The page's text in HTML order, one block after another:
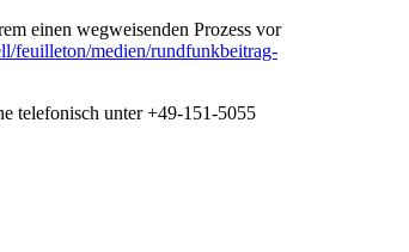
einen wegweisenden Prozess vor
feuilleton/medien/rundfunkbeitrag-
telefonisch unter +49-151-5055